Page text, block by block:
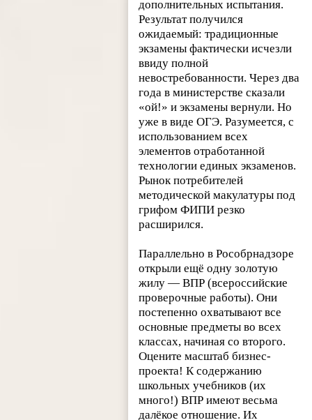
дополнительных испытания.
Результат получился
ожидаемый: традиционные
экзамены фактически исчезли
ввиду полной
невостребованности. Через два
года в министерстве сказали
«ой!» и экзамены вернули. Но
уже в виде ОГЭ. Разумеется, с
использованием всех
элементов отработанной
технологии единых экзаменов.
Рынок потребителей
методической макулатуры под
грифом ФИПИ резко
расширился.
Параллельно в Рособрнадзоре
открыли ещё одну золотую
жилу — ВПР (всероссийские
проверочные работы). Они
постепенно охватывают все
основные предметы во всех
классах, начиная со второго.
Оцените масштаб бизнес-
проекта! К содержанию
школьных учебников (их
много!) ВПР имеют весьма
далёкое отношение. Их